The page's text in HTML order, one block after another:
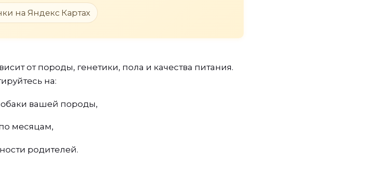
на Яндекс Картах
от породы, генетики, пола и качества питания.
на:
вашей породы,
месяцам,
родителей.